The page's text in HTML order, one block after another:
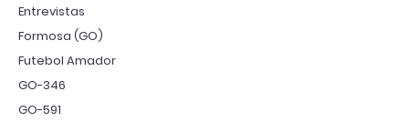
Entrevistas
Formosa (GO)
Futebol Amador
GO-346
GO-591